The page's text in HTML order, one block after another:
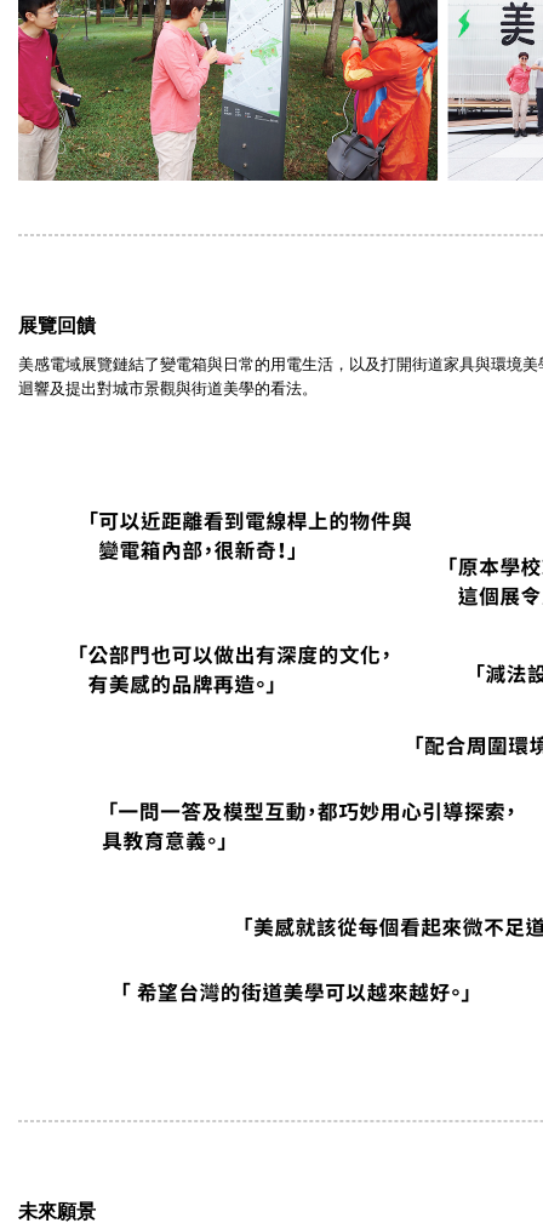
展覽回饋
美感電域展覽鏈結了變電箱與日常的用電生活，以及打開街道家具與環境
迴響及提出對城市景觀與街道美學的看法。
未來願景